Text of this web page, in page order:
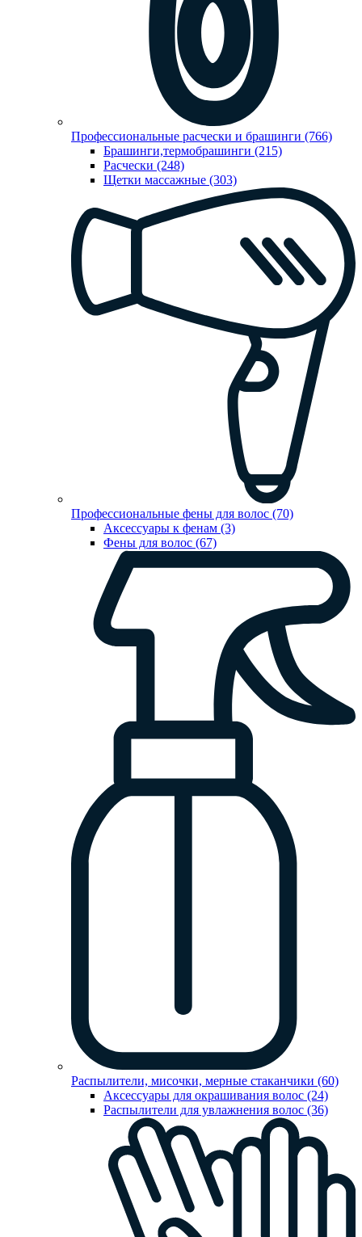
Профессиональные расчески и брашинги (766)
Брашинги,термобрашинги (215)
Расчески (248)
Щетки массажные (303)
Профессиональные фены для волос (70)
Аксессуары к фенам (3)
Фены для волос (67)
Распылители, мисочки, мерные стаканчики (60)
Аксессуары для окрашивания волос (24)
Распылители для увлажнения волос (36)